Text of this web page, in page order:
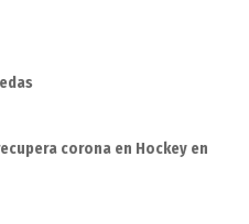
corona en Hockey en